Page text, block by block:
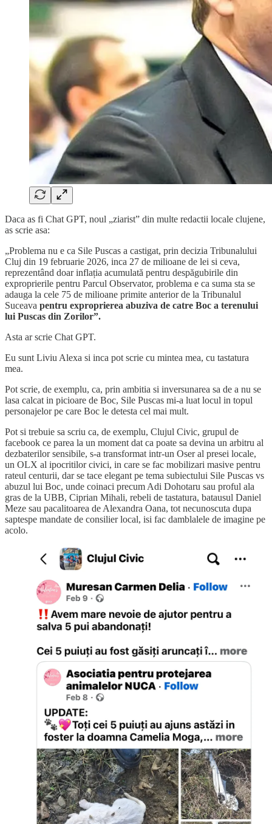
Daca as fi Chat GPT, noul „ziarist” din multe redactii locale clujene,
as scrie asa:
„Problema nu e ca Sile Puscas a castigat, prin decizia Tribunalului
Cluj din 19 februarie 2026, inca 27 de milioane de lei si ceva,
reprezentând doar inflația acumulată pentru despăgubirile din
exproprierile pentru Parcul Observator, problema e ca suma sta se
adauga la cele 75 de milioane primite anterior de la Tribunalul
Suceava pentru exproprierea abuziva de catre Boc a terenului
lui Puscas din Zorilor”.
Asta ar scrie Chat GPT.
Eu sunt Liviu Alexa si inca pot scrie cu mintea mea, cu tastatura
mea.
Pot scrie, de exemplu, ca, prin ambitia si inversunarea sa de a nu se
lasa calcat in picioare de Boc, Sile Puscas mi-a luat locul in topul
personajelor pe care Boc le detesta cel mai mult.
Pot si trebuie sa scriu ca, de exemplu, Clujul Civic, grupul de
facebook ce parea la un moment dat ca poate sa devina un arbitru al
dezbaterilor sensibile, s-a transformat intr-un Oser al presei locale,
un OLX al ipocritilor civici, in care se fac mobilizari masive pentru
rateul centurii, dar se tace elegant pe tema subiectului Sile Puscas vs
abuzul lui Boc, unde coinaci precum Adi Dohotaru sau proful ala
gras de la UBB, Ciprian Mihali, rebeli de tastatura, batausul Daniel
Meze sau pacalitoarea de Alexandra Oana, tot necunoscuta dupa
saptespe mandate de consilier local, isi fac damblalele de imagine pe
acolo.